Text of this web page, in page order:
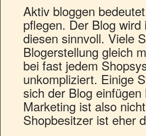
Aktiv bloggen
pflegen. Der Blog
diesen sinnvoll. Viele
Blogerstellung gleich
bei fast jedem
unkompliziert. Einige
sich der Blog
Marketing ist also
Shopbesitzer ist eher